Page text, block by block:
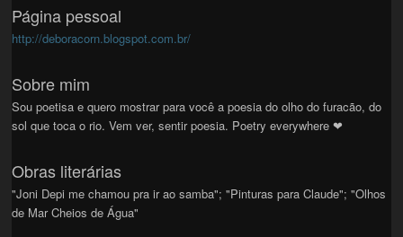
Página pessoal
http://deboracorn.blogspot.com.br/
Sobre mim
Sou poetisa e quero mostrar para você a poesia do olho do furacão, do
sol que toca o rio. Vem ver, sentir poesia. Poetry everywhere ❤
Obras literárias
"Joni Depi me chamou pra ir ao samba"; "Pinturas para Claude"; "Olhos
de Mar Cheios de Água"